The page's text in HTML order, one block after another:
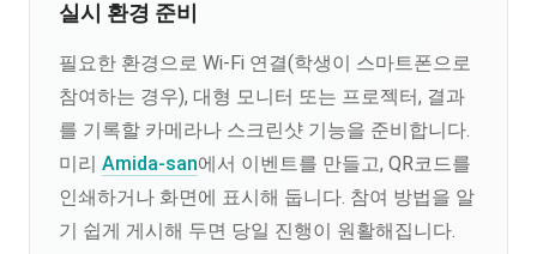
실시 환경 준비
필요한 환경으로 Wi-Fi 연결(학생이 스마트폰으로
참여하는 경우), 대형 모니터 또는 프로젝터, 결과
를 기록할 카메라나 스크린샷 기능을 준비합니다.
미리 Amida-san에서 이벤트를 만들고, QR코드를
인쇄하거나 화면에 표시해 둡니다. 참여 방법을 알
기 쉽게 게시해 두면 당일 진행이 원활해집니다.